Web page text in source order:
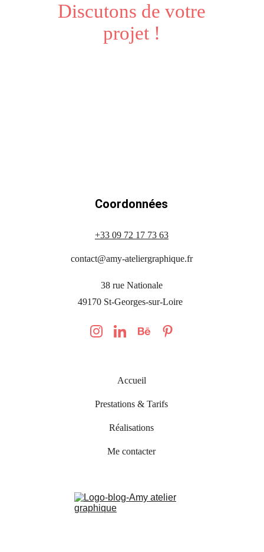
Discutons de votre
projet !
Coordonnées
Accueil
Prestations & Tarifs
Réalisations
Me contacter
contact@amy-ateliergraphique.fr
+33 09 72 17 73 63
38 rue Nationale
49170 St-Georges-sur-Loire